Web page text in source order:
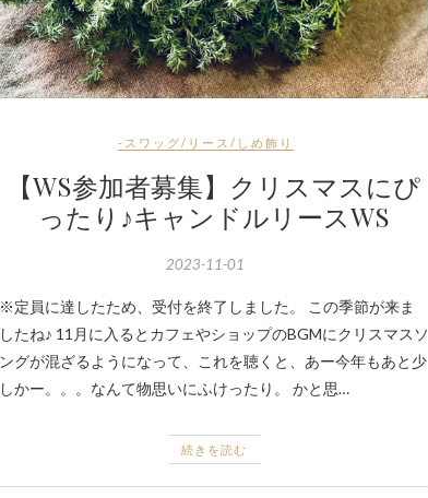
-スワッグ/リース/しめ飾り
【WS参加者募集】クリスマスにぴ
ったり♪キャンドルリースWS
2023-11-01
※定員に達したため、受付を終了しました。 この季節が来ま
したね♪ 11月に入るとカフェやショップのBGMにクリスマスソ
ングが混ざるようになって、これを聴くと、あー今年もあと少
しかー。。。なんて物思いにふけったり。 かと思…
続きを読む